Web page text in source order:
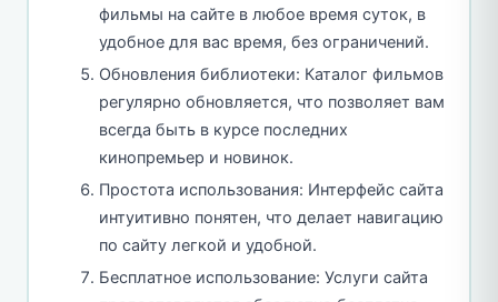
фильмы на сайте в любое время суток, в
удобное для вас время, без ограничений.
Обновления библиотеки: Каталог фильмов
регулярно обновляется, что позволяет вам
всегда быть в курсе последних
кинопремьер и новинок.
Простота использования: Интерфейс сайта
интуитивно понятен, что делает навигацию
по сайту легкой и удобной.
Бесплатное использование: Услуги сайта